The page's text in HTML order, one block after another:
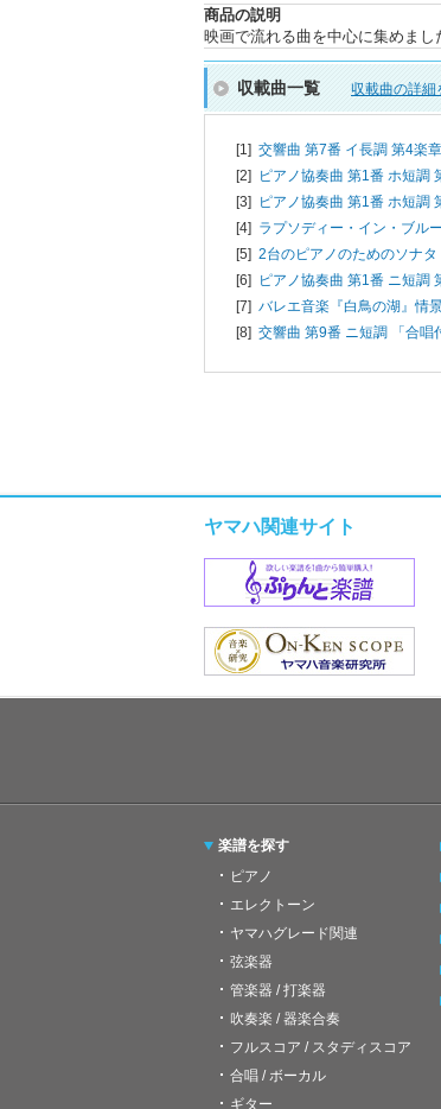
商品の説明
映画で流れる曲を中心に集めま
収載曲一覧 収載曲の詳細
[1] 交響曲 第7番 イ長調 第4楽
[2] ピアノ協奏曲 第1番 ホ短調
[3] ピアノ協奏曲 第1番 ホ短調
[4] ラプソディー・イン・ブル
[5] 2台のピアノのためのソナタ
[6] ピアノ協奏曲 第1番 ニ短調
[7] バレエ音楽『白鳥の湖』情
[8] 交響曲 第9番 ニ短調 「合唱
ヤマハ関連サイト
楽譜を探す
ピアノ
エレクトーン
ヤマハグレード関連
弦楽器
管楽器 / 打楽器
吹奏楽 / 器楽合奏
フルスコア / スタディスコア
合唱 / ボーカル
ギター